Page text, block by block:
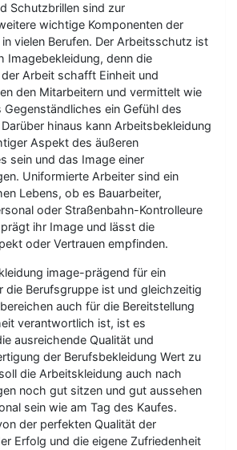
Schutzbrillen sind zur
wichtige Komponenten der
vielen Berufen. Der Arbeitsschutz ist
Imagebekleidung, denn die
Arbeit schafft Einheit und
den Mitarbeitern und vermittelt wie
ein Gefühl des
hinaus kann Arbeitsbekleidung
Aspekt des äußeren
sein und das Image einer
Uniformierte Arbeiter sind ein
Lebens, ob es Bauarbeiter,
oder Straßenbahn-Kontrolleure
ihr Image und lässt die
oder Vertrauen empfinden.
image-prägend für ein
die Berufsgruppe ist und gleichzeitig
auch für die Bereitstellung
verantwortlich ist, ist es
ausreichende Qualität und
der Berufsbekleidung Wert zu
die Arbeitskleidung auch nach
noch gut sitzen und gut aussehen
sein wie am Tag des Kaufes.
der perfekten Qualität der
Erfolg und die eigene Zufriedenheit